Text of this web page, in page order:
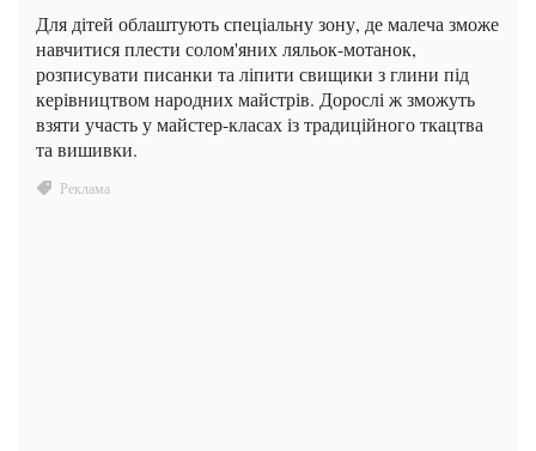
Для дітей облаштують спеціальну зону, де малеча зможе
навчитися плести солом'яних ляльок-мотанок,
розписувати писанки та ліпити свищики з глини під
керівництвом народних майстрів. Дорослі ж зможуть
взяти участь у майстер-класах із традиційного ткацтва
та вишивки.